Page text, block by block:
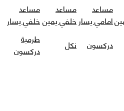
مساعد
امامي يسار
مساعد
خلفي يمين
مساعد
خلفي يسار
دركسون نكل
طرمبة
دركسون